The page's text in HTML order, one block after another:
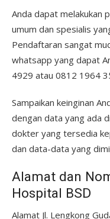
Anda dapat melakukan
umum dan spesialis
Pendaftaran sangat
whatsapp yang dapat
4929 atau 0812 1964
Sampaikan keinginan
dengan data yang ada
dokter yang tersedia
dan data-data yang
Alamat dan
Hospital BSD
Alamat Jl. Lengkong